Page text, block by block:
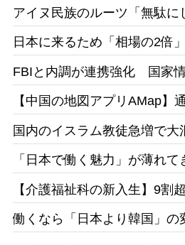
イリー新潮］25/1
経］26/05
アイヌ民族のルーツ「無駄
県出身・佐藤さんが平取高
遺志受け継ぐ［北海道新聞］
日本に来るため「相場の2倍
ム人女性の事情［東京新聞］
FBIと内調が連携強化 国家
同］26/05
【中国の地図アプリAMap】
国内のイスラム教徒急増で大
えの一方で相次ぐ建設反対［
「日本で働く魅力」が薄れ
【介護福祉科の新入生】9
す日本人減、国の受け入れ
若狭医療福祉専門学校［福井
働くなら「日本より韓国」
ベトナムの人材送り出し機関